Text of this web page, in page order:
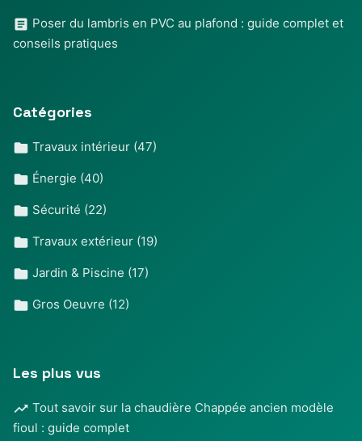
Poser du lambris en PVC au plafond : guide complet et
conseils pratiques
Catégories
Travaux intérieur (47)
Énergie (40)
Sécurité (22)
Travaux extérieur (19)
Jardin & Piscine (17)
Gros Oeuvre (12)
Les plus vus
Tout savoir sur la chaudière Chappée ancien modèle
fioul : guide complet